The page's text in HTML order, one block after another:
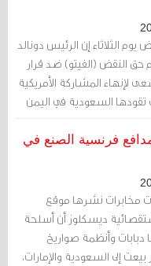
يوم الثلاثاء إن الرئيس دونالد
حق النقض (الفيتو) ضد قرار
لإنهاء المشاركة الأمريكية
تقودها السعودية في اليمن
فرنسية الصنع في
مخابرات نشرها موقع
ديسكلوز أن أسلحة
دبابات وأنظمة صواريخ
إلى السعودية والإمارات،